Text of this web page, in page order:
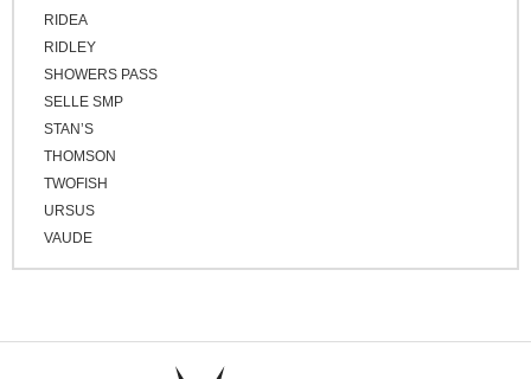
RIDEA
RIDLEY
SHOWERS PASS
SELLE SMP
STAN’S
THOMSON
TWOFISH
URSUS
VAUDE